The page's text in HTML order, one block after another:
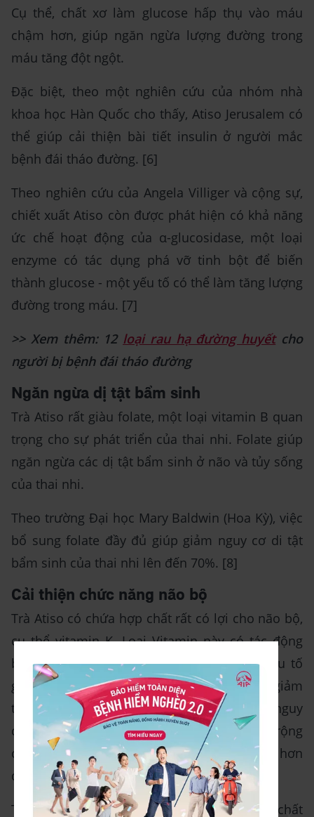
Cụ thể, chất xơ làm glucose hấp thụ vào máu
chậm hơn, giúp ngăn ngừa lượng đường trong
máu tăng đột ngột.
Đặc biệt, theo một nghiên cứu của nhóm nhà
khoa học Hàn Quốc cho thấy, Atiso Jerusalem có
thể giúp cải thiện bài tiết insulin ở người mắc
bệnh đái tháo đường. [6]
Theo nghiên cứu của Angela Villiger và cộng sự,
chiết xuất Atiso còn được phát hiện có khả năng
ức chế hoạt động của α-glucosidase, một loại
enzyme có tác dụng phá vỡ tinh bột để biến
thành glucose - một yếu tố có thể làm tăng lượng
đường trong máu. [7]
>> Xem thêm: 12 loại rau hạ đường huyếtcho
người bị bệnh đái tháo đường
Ngăn ngừa dị tật bẩm sinh
Trà Atiso rất giàu folate, một loại vitamin B quan
trọng cho sự phát triển của thai nhi. Folate giúp
ngăn ngừa các dị tật bẩm sinh ở não và tủy sống
của thai nhi.
Theo trường Đại học Mary Baldwin (Hoa Kỳ), việc
bổ sung folate đầy đủ giúp giảm nguy cơ di tật
bẩm sinh của thai nhi lên đến 70%. [8]
Cải thiện chức năng não bộ
Trà Atiso có chứa hợp chất rất có lợi cho não bộ,
cụ thể vitamin K. Loại Vitamin này có tác động
bảo vệ các tế bào thần kinh khỏi những yếu tố
gây hư hại. Điều này giúp cải thiện trí nhớ, giảm
thiểu tình trạng hay quên và phòng tránh nguy
cơ mắc bệnh Alzheimer. Atiso cũng giúp mở rộng
các mạch máu, giúp vận chuyển nhiều oxy hơn
đến lên não.
Trong Atiso còn có Anthocyanin - một hợp chất